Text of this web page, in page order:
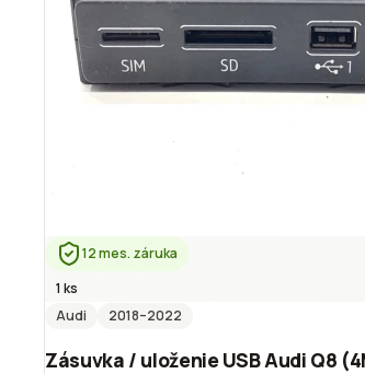
12 mes. záruka
1 ks
Audi
2018–2022
Zásuvka / uloženie USB Audi Q8